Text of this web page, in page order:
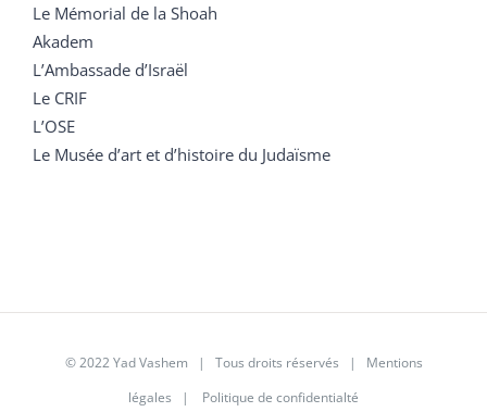
Le Mémorial de la Shoah
Akadem
L’Ambassade d’Israël
Le CRIF
L’OSE
Le Musée d’art et d’histoire du Judaïsme
© 2022 Yad Vashem | Tous droits réservés | Mentions
légales | Politique de confidentialté